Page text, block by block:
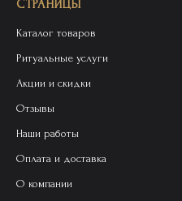
СТРАНИЦЫ
Каталог товаров
Ритуальные услуги
Акции и скидки
Отзывы
Наши работы
Оплата и доставка
О компании